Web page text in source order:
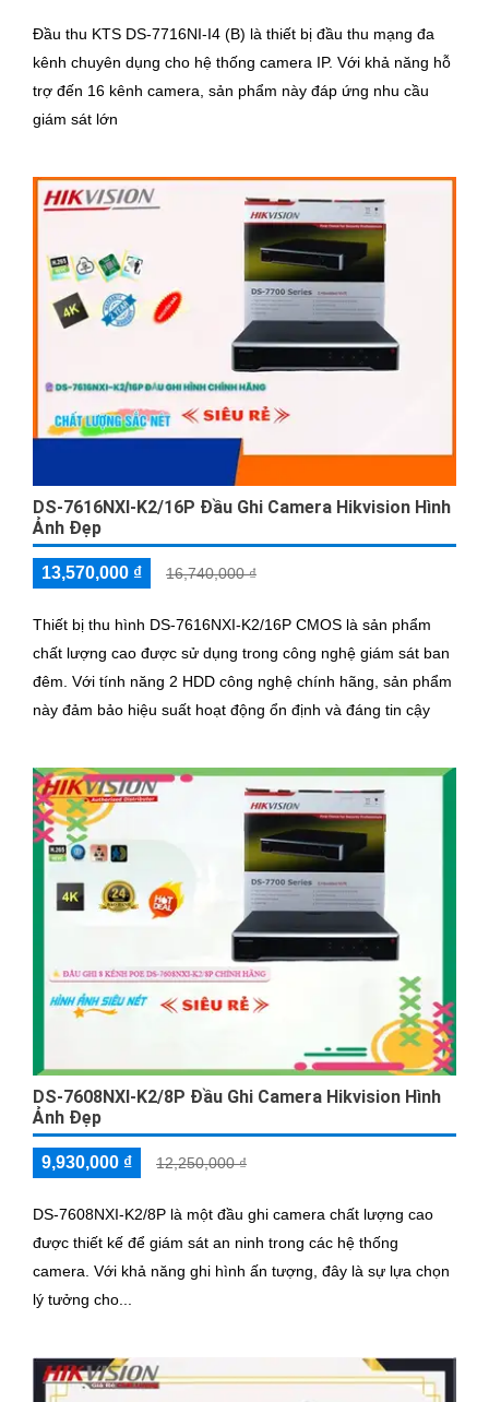
Đầu thu KTS DS-7716NI-I4 (B) là thiết bị đầu thu mạng đa
kênh chuyên dụng cho hệ thống camera IP. Với khả năng hỗ
trợ đến 16 kênh camera, sản phẩm này đáp ứng nhu cầu
giám sát lớn
DS-7616NXI-K2/16P Đầu Ghi Camera Hikvision Hình
Ảnh Đẹp
13,570,000 ₫ 16,740,000 ₫
Thiết bị thu hình DS-7616NXI-K2/16P CMOS là sản phẩm
chất lượng cao được sử dụng trong công nghệ giám sát ban
đêm. Với tính năng 2 HDD công nghệ chính hãng, sản phẩm
này đảm bảo hiệu suất hoạt động ổn định và đáng tin cậy
DS-7608NXI-K2/8P Đầu Ghi Camera Hikvision Hình
Ảnh Đẹp
9,930,000 ₫ 12,250,000 ₫
DS-7608NXI-K2/8P là một đầu ghi camera chất lượng cao
được thiết kế để giám sát an ninh trong các hệ thống
camera. Với khả năng ghi hình ấn tượng, đây là sự lựa chọn
lý tưởng cho...